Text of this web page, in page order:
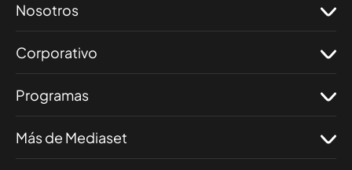
Nosotros
Corporativo
Programas
Más de Mediaset